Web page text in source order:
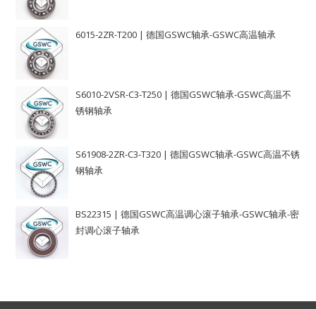
6015-2ZR-T200 | 德国GSWC轴承-GSWC高温轴承
S6010-2VSR-C3-T250 | 德国GSWC轴承-GSWC高温不
锈钢轴承
S61908-2ZR-C3-T320 | 德国GSWC轴承-GSWC高温不锈
钢轴承
BS22315 | 德国GSWC高温调心滚子轴承-GSWC轴承-密
封调心滚子轴承